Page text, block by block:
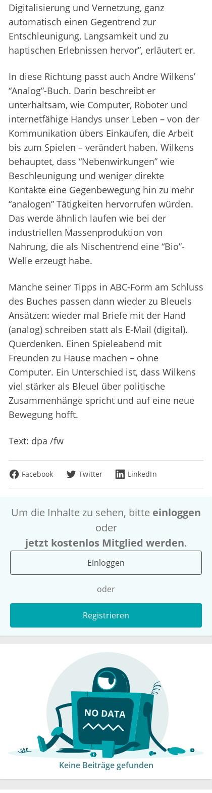
Digitalisierung und Vernetzung, ganz
automatisch einen Gegentrend zur
Entschleunigung, Langsamkeit und zu
haptischen Erlebnissen hervor”, erläutert er.
In diese Richtung passt auch Andre Wilkens’
“Analog”-Buch. Darin beschreibt er
unterhaltsam, wie Computer, Roboter und
internetfähige Handys unser Leben – von der
Kommunikation übers Einkaufen, die Arbeit
bis zum Spielen – verändert haben. Wilkens
behauptet, dass “Nebenwirkungen” wie
Beschleunigung und weniger direkte
Kontakte eine Gegenbewegung hin zu mehr
“analogen” Tätigkeiten hervorrufen würden.
Das werde ähnlich laufen wie bei der
industriellen Massenproduktion von
Nahrung, die als Nischentrend eine “Bio”-
Welle erzeugt habe.
Manche seiner Tipps in ABC-Form am Schluss
des Buches passen dann wieder zu Bleuels
Ansätzen: wieder mal Briefe mit der Hand
(analog) schreiben statt als E-Mail (digital).
Querdenken. Einen Spieleabend mit
Freunden zu Hause machen – ohne
Computer. Ein Unterschied ist, dass Wilkens
viel stärker als Bleuel über politische
Zusammenhänge spricht und auf eine neue
Bewegung hofft.
Text: dpa /fw
Facebook Twitter LinkedIn
Um die Inhalte zu sehen, bitte einloggen
oder
jetzt kostenlos Mitglied werden.
Einloggen
oder
Registrieren
Keine Beiträge gefunden